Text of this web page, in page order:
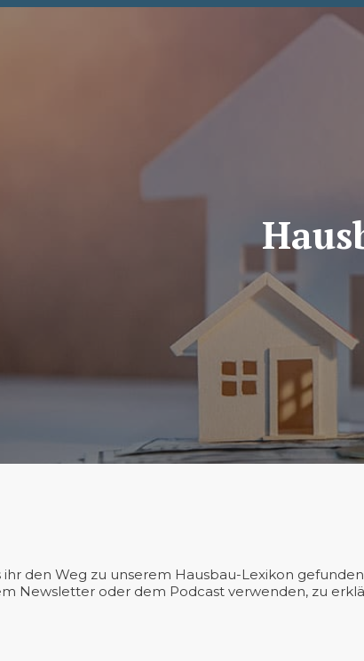
ihr den Weg zu unserem Hausbau-Lexikon
Newsletter oder dem Podcast verwenden, zu